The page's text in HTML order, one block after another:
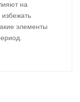
на
элементы